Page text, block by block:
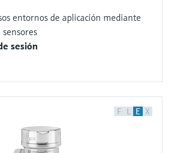
entornos de aplicación mediante
sesión
F L E X